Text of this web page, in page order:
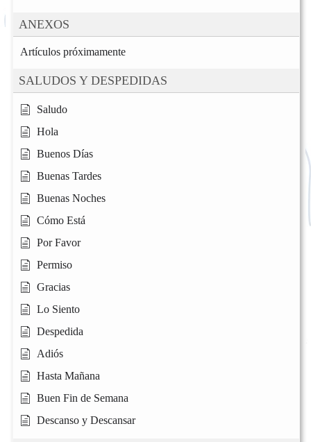
ANEXOS
Artículos próximamente
SALUDOS Y DESPEDIDAS
Saludo
Hola
Buenos Días
Buenas Tardes
Buenas Noches
Cómo Está
Por Favor
Permiso
Gracias
Lo Siento
Despedida
Adiós
Hasta Mañana
Buen Fin de Semana
Descanso y Descansar